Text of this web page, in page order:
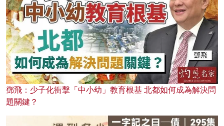
鄧飛：少子化衝擊「中小幼」教育根基 北都如何成為解決問
題關鍵？